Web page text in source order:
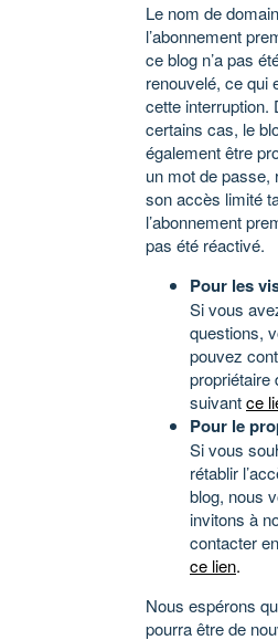
Le nom de
l’abonnement
ce blog n’a pas
renouvelé, ce qui
cette interruption.
certains cas, le
également être
un mot de passe,
son accès limité
l’abonnement
pas été réactivé.
Pour les
Si vous
questions,
pouvez
propriétaire
suivantce
Pour le
Si vous
rétablir
blog, nous
invitons à
contacter
ce lien.
Nous espérons
pourra être de